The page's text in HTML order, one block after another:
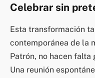
Celebrar sin
Esta transformación
contemporánea de la
Patrón, no hacen falta
Una reunión